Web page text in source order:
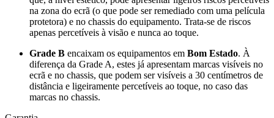
na zona do ecrã (o que pode ser remediado com uma película
protetora) e no chassis do equipamento. Trata-se de riscos
apenas percetíveis à visão e nunca ao toque.
Grade B encaixam os equipamentos em Bom Estado. À
diferença da Grade A, estes já apresentam marcas visíveis no
ecrã e no chassis, que podem ser visíveis a 30 centímetros de
distância e ligeiramente percetíveis ao toque, no caso das
marcas no chassis.